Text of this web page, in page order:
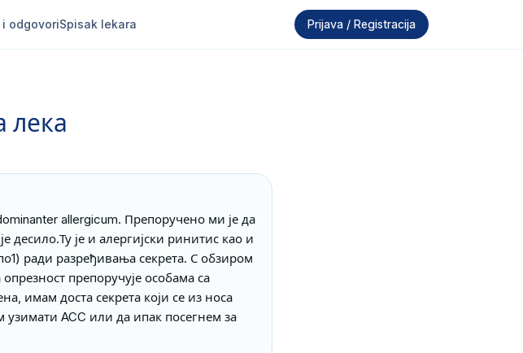
odgovoriSpisak lekara Prijava / Registracija
лека
allergicum. Препоручено ми је да
десило.Ту је и алергијски ринитис као и
ради разређивања секрета. С обзиром
препоручује особама са
имам доста секрета који се из носа
ACC или да ипак посегнем за